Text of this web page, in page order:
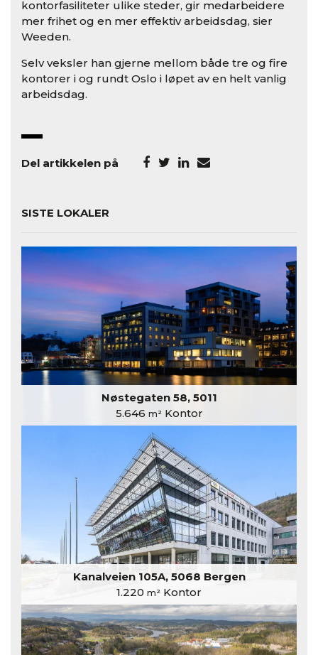
kontorfasiliteter ulike steder, gir medarbeidere
mer frihet og en mer effektiv arbeidsdag, sier
Weeden.
Selv veksler han gjerne mellom både tre og fire
kontorer i og rundt Oslo i løpet av en helt vanlig
arbeidsdag.
Del artikkelen på
SISTE LOKALER
Nøstegaten 58, 5011
5.646 m²Kontor
Kanalveien 105A, 5068 Bergen
1.220 m² Kontor